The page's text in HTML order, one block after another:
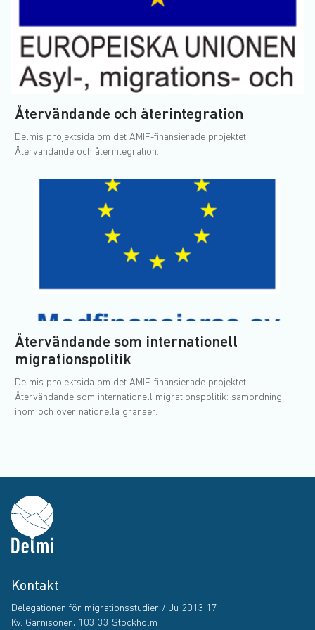
Återvändande och återintegration
Delmis projektsida om det AMIF-finansierade projektet
Återvändande och återintegration.
Återvändande som internationell
migrationspolitik
Delmis projektsida om det AMIF-finansierade projektet
Återvändande som internationell migrationspolitik: samordning
inom och över nationella gränser.
Kontakt
Delegationen för migrationsstudier / Ju 2013:17
Kv. Garnisonen, 103 33 Stockholm